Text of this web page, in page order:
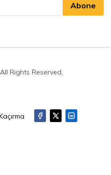
Abone
Rights Reserved.